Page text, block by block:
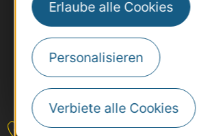
Erlaube alle Cookies
Personalisieren
Verbiete alle Cookies
#VoyageOccitanie